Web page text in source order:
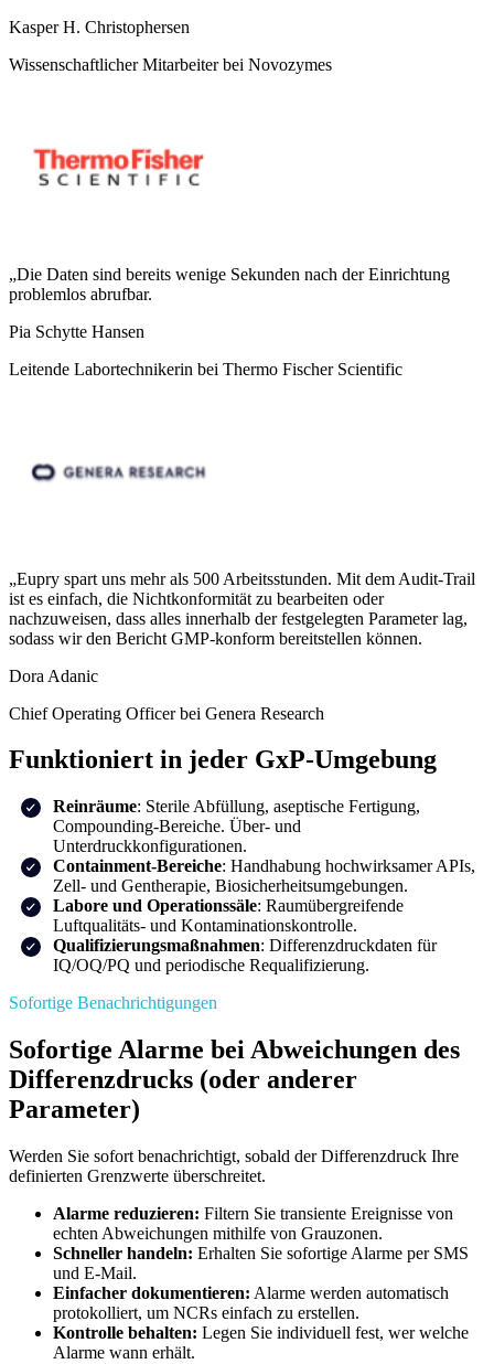
Kasper H. Christophersen
Wissenschaftlicher Mitarbeiter bei Novozymes
„Die Daten sind bereits wenige Sekunden nach der Einrichtung
problemlos abrufbar.
Pia Schytte Hansen
Leitende Labortechnikerin bei Thermo Fischer Scientific
„Eupry spart uns mehr als 500 Arbeitsstunden. Mit dem Audit-Trail
ist es einfach, die Nichtkonformität zu bearbeiten oder
nachzuweisen, dass alles innerhalb der festgelegten Parameter lag,
sodass wir den Bericht GMP-konform bereitstellen können.
Dora Adanic
Chief Operating Officer bei Genera Research
Funktioniert in jeder GxP-Umgebung
Reinräume: Sterile Abfüllung, aseptische Fertigung,
Compounding-Bereiche. Über- und
Unterdruckkonfigurationen.
Containment-Bereiche: Handhabung hochwirksamer APIs,
Zell- und Gentherapie, Biosicherheitsumgebungen.
Labore und Operationssäle: Raumübergreifende
Luftqualitäts- und Kontaminationskontrolle.
Qualifizierungsmaßnahmen: Differenzdruckdaten für
IQ/OQ/PQ und periodische Requalifizierung.
Sofortige Benachrichtigungen
Sofortige Alarme bei Abweichungen des
Differenzdrucks (oder anderer
Parameter)
Werden Sie sofort benachrichtigt, sobald der Differenzdruck Ihre
definierten Grenzwerte überschreitet.
Alarme reduzieren: Filtern Sie transiente Ereignisse von
echten Abweichungen mithilfe von Grauzonen.
Schneller handeln: Erhalten Sie sofortige Alarme per SMS
und E-Mail.
Einfacher dokumentieren: Alarme werden automatisch
protokolliert, um NCRs einfach zu erstellen.
Kontrolle behalten: Legen Sie individuell fest, wer welche
Alarme wann erhält.